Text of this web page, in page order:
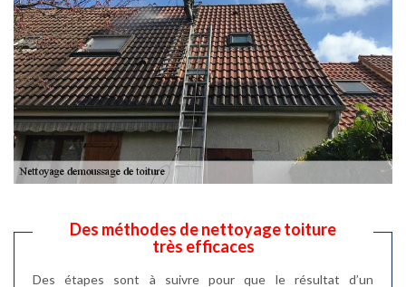
Des méthodes de nettoyage toiture
très efficaces
Des étapes sont à suivre pour que le résultat d’un